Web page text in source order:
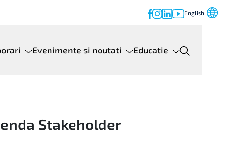
English
Evenimente si noutati Educatie
Stakeholder